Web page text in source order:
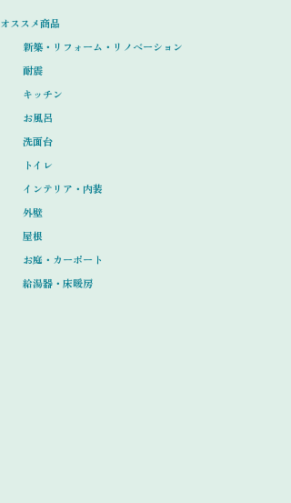
オススメ商品
新築・リフォーム・リノベーション
耐震
キッチン
お風呂
洗面台
トイレ
インテリア・内装
外壁
屋根
お庭・カーポート
給湯器・床暖房